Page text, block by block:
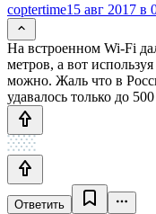
coptertime15 авг 2017 в
На встроенном Wi-Fi
метров, а вот
можно. Жаль что в
удавалось только до
Ответить